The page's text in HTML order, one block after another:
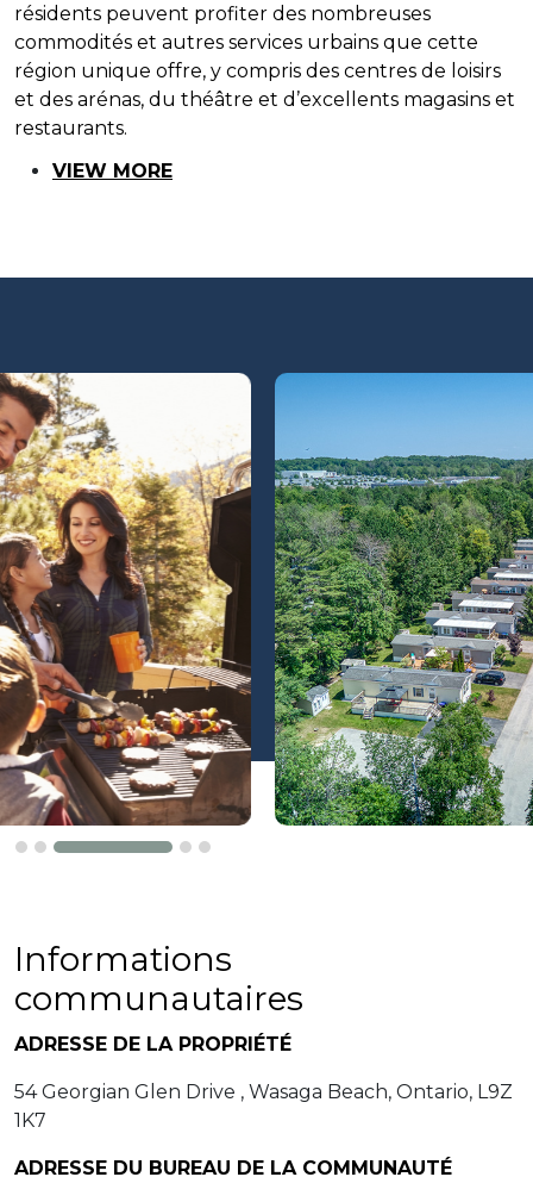
résidents peuvent profiter des nombreuses
commodités et autres services urbains que cette
région unique offre, y compris des centres de loisirs
et des arénas, du théâtre et d’excellents magasins et
restaurants.
VIEW MORE
Informations
communautaires
ADRESSE DE LA PROPRIÉTÉ
54 Georgian Glen Drive , Wasaga Beach, Ontario, L9Z
1K7
ADRESSE DU BUREAU DE LA COMMUNAUTÉ